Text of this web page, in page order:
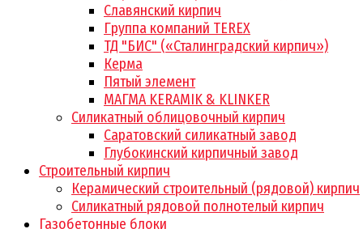
Славянский кирпич
Группа компаний TEREX
ТД "БИС" («Сталинградский кирпич»)
Керма
Пятый элемент
МАГМА KERAMIK & KLINKER
Силикатный облицовочный кирпич
Саратовский силикатный завод
Глубокинский кирпичный завод
Строительный кирпич
Керамический строительный (рядовой) кирпич
Силикатный рядовой полнотелый кирпич
Газобетонные блоки